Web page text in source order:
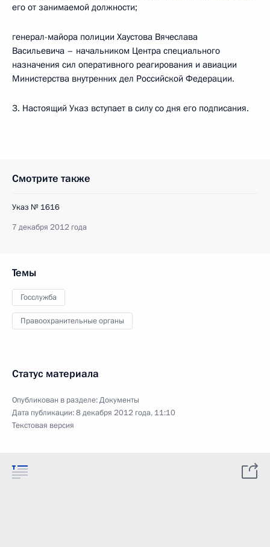
его от занимаемой должности;
генерал-майора полиции Хаустова Вячеслава
Васильевича – начальником Центра специального
назначения сил оперативного реагирования и авиации
Министерства внутренних дел Российской Федерации.
3. Настоящий Указ вступает в силу со дня его подписания.
Смотрите также
Указ № 1616
7 декабря 2012 года
Темы
Госслужба
Правоохранительные органы
Статус материала
Опубликован в разделе:Документы
Дата публикации:8 декабря 2012 года, 11:10
Текстовая версия